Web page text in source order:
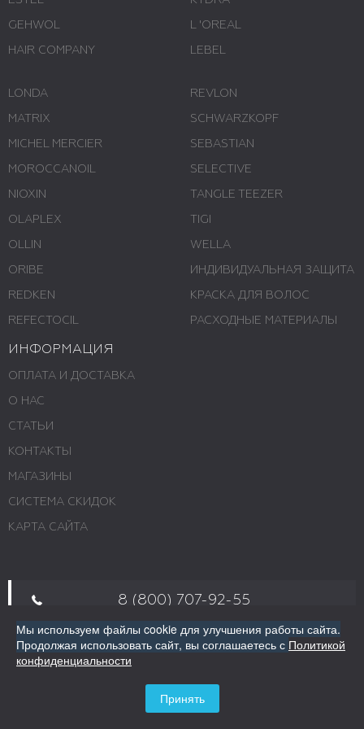
GEHWOL
HAIR COMPANY
L 'ОREAL
LEBEL
LONDA
MATRIX
MICHEL MERCIER
MOROCCANOIL
NIOXIN
OLAPLEX
OLLIN
ORIBE
REDKEN
REFECTOCIL
REVLON
SCHWARZKOPF
SEBASTIAN
SELECTIVE
TANGLE TEEZER
TIGI
WELLA
ИНДИВИДУАЛЬНАЯ ЗАЩИТА
КРАСКА ДЛЯ ВОЛОС
РАСХОДНЫЕ МАТЕРИАЛЫ
ИНФОРМАЦИЯ
ОПЛАТА И ДОСТАВКА
О НАС
СТАТЬИ
КОНТАКТЫ
МАГАЗИНЫ
СИСТЕМА СКИДОК
КАРТА САЙТА
8 (800) 707-92-55
Пн - Пт 10:00 - 19:00; Сб 10:00 - 16:00; Вс -
г. Москва, ул. Авиамоторная, 69
Мы используем файлы cookie для улучшения работы сайта.
Продолжая использовать сайт, вы соглашаетесь с Политикой
конфиденциальности
Принять